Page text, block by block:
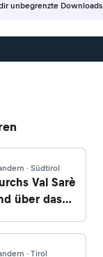
unbegrenzte Downloads
· Südtirol
Val Sarè
über das
· Tirol